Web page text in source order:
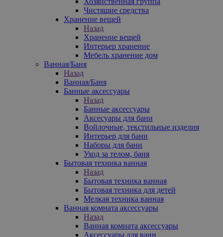
Чистящие средства
Хранение вещей
Назад
Хранение вещей
Интерьер хранение
Мебель хранение дом
Ванная/Баня
Назад
Ванная/Баня
Банные аксессуары
Назад
Банные аксессуары
Аксесуары для бани
Войлочные, текстильные изделия
Интерьер для бани
Наборы для бани
Уход за телом, баня
Бытовая техника ванная
Назад
Бытовая техника ванная
Бытовая техника для детей
Мелкая техника ванная
Ванная комната аксессуары
Назад
Ванная комната аксессуары
Аксессуары для ванн